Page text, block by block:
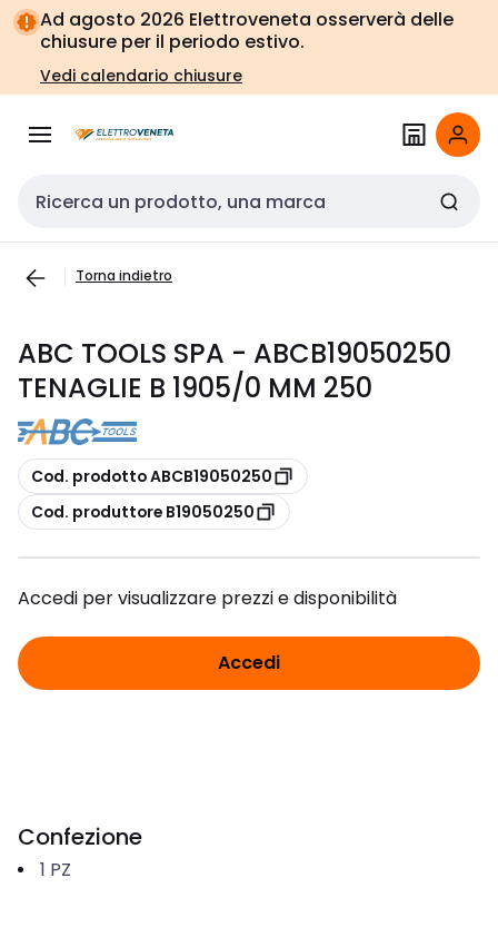
Vai alla
navigazione
Vai
alla
pagina
Ad agosto 2026 Elettroveneta osserverà delle
chiusure per il periodo estivo.
Vedi calendario chiusure
Cerca input
Torna indietro
ABC TOOLS SPA - ABCB19050250
TENAGLIE B 1905/0 MM 250
copia
Cod. prodotto ABCB19050250
copia
Cod. produttore B19050250
Accedi per visualizzare prezzi e disponibilità
Accedi
Confezione
1 PZ